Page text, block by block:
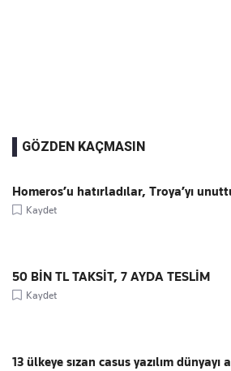
GÖZDEN KAÇMASIN
Homeros’u hatırladılar, Troya’yı
Kaydet
50 BİN TL TAKSİT, 7 AYDA TESLİM
Kaydet
13 ülkeye sızan casus yazılım dünyayı